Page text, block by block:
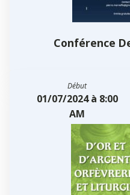
Conférence
Début
01/07/2024 à 8:00
AM